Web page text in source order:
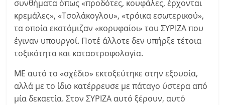
συνθήματα όπως «προδότες, κουφάλες, έρχονται
κρεμάλες», «Τσολάκογλου», «τρόικα εσωτερικού»,
τα οποία εκστόμιζαν «κορυφαίοι» του ΣΥΡΙΖΑ που
έγιναν υπουργοί. Ποτέ άλλοτε δεν υπήρξε τέτοια
τοξικότητα και καταστροφολογία.
ΜΕ αυτό το «σχέδιο» εκτοξεύτηκε στην εξουσία,
αλλά με το ίδιο κατέρρευσε με πάταγο ύστερα από
μία δεκαετία. Στον ΣΥΡΙΖΑ αυτό ξέρουν, αυτό